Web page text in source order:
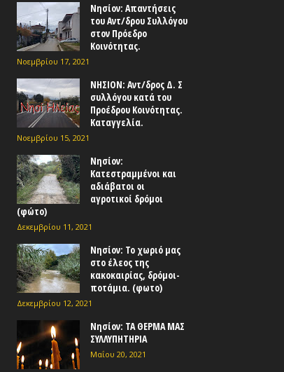
Νησίον: Απαντήσεις
του Αντ/δρου Συλλόγου
στον Πρόεδρο
Κοινότητας.
Νοεμβρίου 17, 2021
ΝΗΣΙΟΝ: Αντ/δρος Δ. Σ
συλλόγου κατά του
Προέδρου Κοινότητας.
Καταγγελία.
Νοεμβρίου 15, 2021
Νησίον:
Κατεστραμμένοι και
αδιάβατοι οι
αγροτικοί δρόμοι
(φώτο)
Δεκεμβρίου 11, 2021
Νησίον: Το χωριό μας
στο έλεος της
κακοκαιρίας, δρόμοι-
ποτάμια. (φωτο)
Δεκεμβρίου 12, 2021
Νησίον: ΤΑ ΘΕΡΜΑ ΜΑΣ
ΣΥΛΛΥΠΗΤΗΡΙΑ
Μαΐου 20, 2021